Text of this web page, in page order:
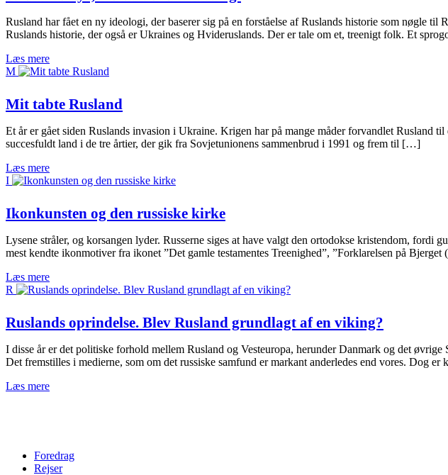
Rusland har fået en ny ideologi, der baserer sig på en forståelse af Ruslands historie som
Ruslands historie, der også er Ukraines og Hvideruslands. Der er tale om et, treenigt folk. Et
Læs mere
M
Mit tabte Rusland
Et år er gået siden Ruslands invasion i Ukraine. Krigen har på mange måder forvandlet Rusland
succesfuldt land i de tre årtier, der gik fra Sovjetunionens sammenbrud i 1991 og frem til […]
Læs mere
I
Ikonkunsten og den russiske kirke
Lysene stråler, og korsangen lyder. Russerne siges at have valgt den ortodokse kristendom,
mest kendte ikonmotiver fra ikonet ”Det gamle testamentes Treenighed”, ”Forklarelsen på
Læs mere
R
Ruslands oprindelse. Blev Rusland grundlagt af en viking?
I disse år er det politiske forhold mellem Rusland og Vesteuropa, herunder Danmark og det
Det fremstilles i medierne, som om det russiske samfund er markant anderledes end vores. Dog
Læs mere
Foredrag
Rejser